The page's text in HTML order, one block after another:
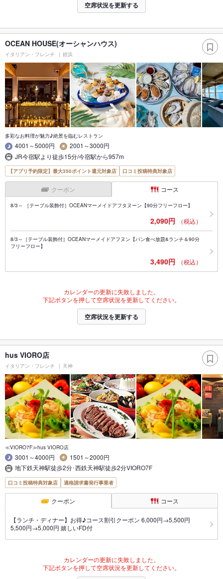
空席状況を更新する
OCEAN HOUSE(オーシャンハウス)
イタリアン・フレンチ 姪浜
多彩なお料理が魅力♪絶景を臨むレストラン
4001～5000円
2001～3000円
JR今宿駅より徒歩15分/今宿駅から957m
【アプリ予約限定】最大350ポイント還元対象店 口コミ投稿特典対象店
クーポン コース
8/3～ ［テーブル装飾付］OCEANマーメイドアフタヌーン【90分フリーフロー】
2,090円 （税込）
8/3～［テーブル装飾付］OCEANマーメイドアフヌン【パン食べ放題&ランチ＆90分
フリーフロー】
3,490円 （税込）
カレンダーの更新に失敗しました。
下記ボタンを押して空席状況を更新してください。
空席状況を更新する
hus VIORO店
イタリアン・フレンチ 天神
≪VIORO7F≫hus VIORO店
3001～4000円
1501～2000円
地下鉄天神駅徒歩2分･西鉄天神駅徒歩2分VIORO7F
口コミ投稿特典対象店 適格請求書発行事業者
クーポン コース
【ランチ・ディナー】お得♪コース割引クーポン 6,000円→5,500円
5,500円→5,000円 嬉しいFD付
カレンダーの更新に失敗しました。
下記ボタンを押して空席状況を更新してください。